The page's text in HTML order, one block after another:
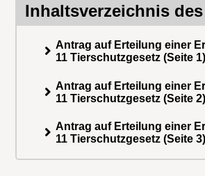
Inhaltsverzeichnis
Antrag auf Erteilung einer
11 Tierschutzgesetz (Seite 1)
Antrag auf Erteilung einer
11 Tierschutzgesetz (Seite 2)
Antrag auf Erteilung einer
11 Tierschutzgesetz (Seite 3)